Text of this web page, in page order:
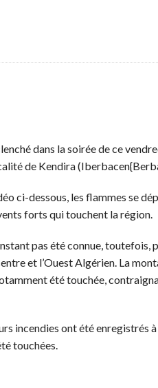
dans la soirée de ce
de Kendira
ci-dessous, les flammes se
forts qui touchent la région.
pas été connue,
et l’Ouest Algérien. La
été touchée,
incendies ont été enregistrés
touchées.